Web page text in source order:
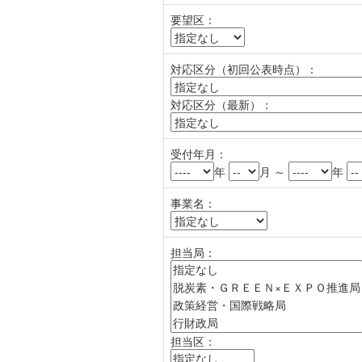
要望区：
対応区分（初回公表時点）：
対応区分（最新）：
受付年月：
年
月 ～
年
事業名：
担当局：
担当区：